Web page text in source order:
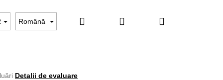
ÎNCHEIATĂ Evaluarea magazinului
Română Căutare Autentificare
Coş
Detalii de evaluare